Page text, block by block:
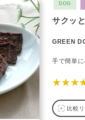
DOG
サクッ
GREEN
手で簡単
比較